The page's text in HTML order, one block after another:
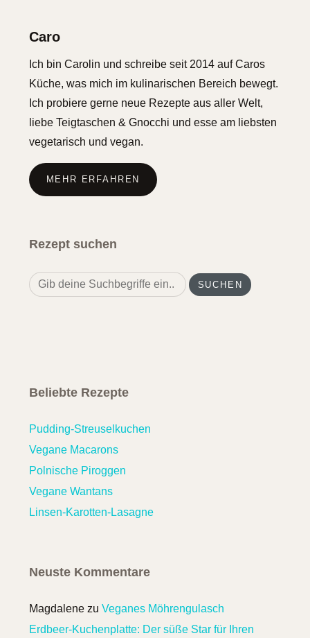
Caro
Ich bin Carolin und schreibe seit 2014 auf Caros
Küche, was mich im kulinarischen Bereich bewegt.
Ich probiere gerne neue Rezepte aus aller Welt,
liebe Teigtaschen & Gnocchi und esse am liebsten
vegetarisch und vegan.
MEHR ERFAHREN
Rezept suchen
Search
for:
Beliebte Rezepte
Pudding-Streuselkuchen
Vegane Macarons
Polnische Piroggen
Vegane Wantans
Linsen-Karotten-Lasagne
Neuste Kommentare
Magdalenezu Veganes Möhrengulasch
Erdbeer-Kuchenplatte: Der süße Star für Ihren